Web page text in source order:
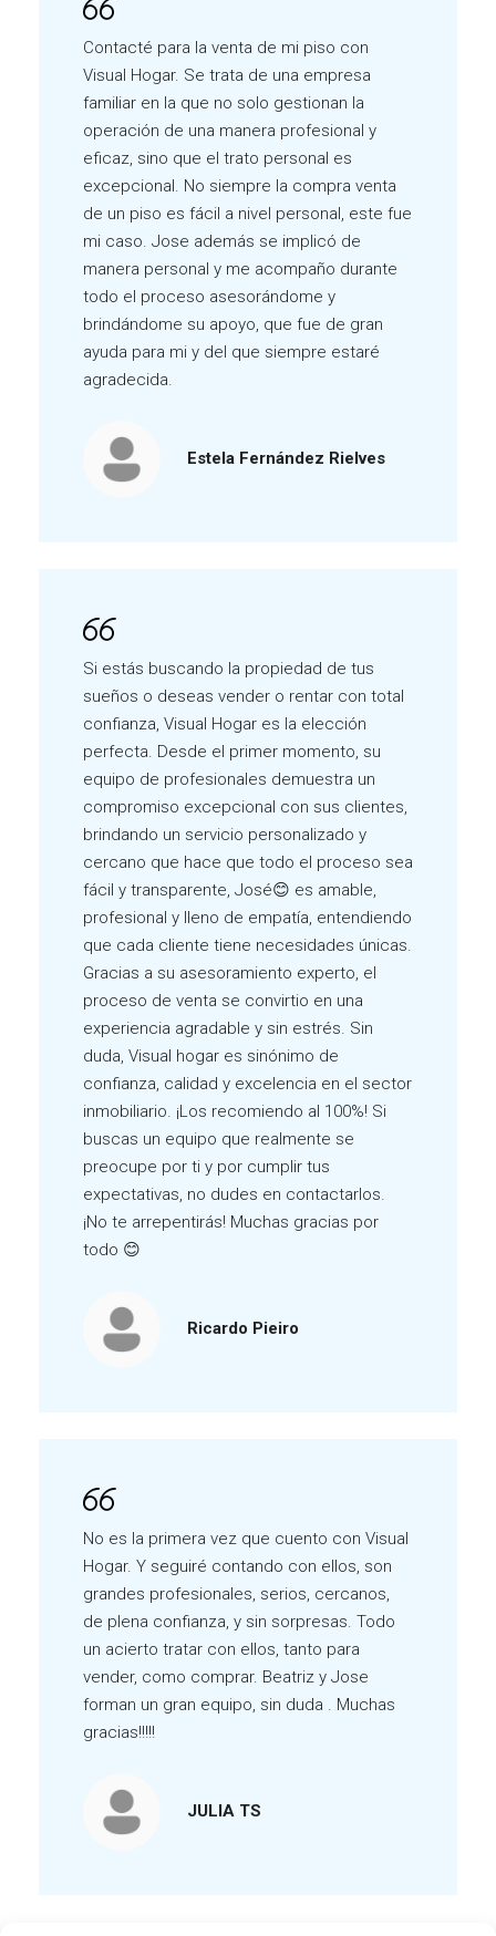
Contacté para la venta de mi piso con
Visual Hogar. Se trata de una empresa
familiar en la que no solo gestionan la
operación de una manera profesional y
eficaz, sino que el trato personal es
excepcional. No siempre la compra venta
de un piso es fácil a nivel personal, este fue
mi caso. Jose además se implicó de
manera personal y me acompaño durante
todo el proceso asesorándome y
brindándome su apoyo, que fue de gran
ayuda para mi y del que siempre estaré
agradecida.
Estela Fernández Rielves
Si estás buscando la propiedad de tus
sueños o deseas vender o rentar con total
confianza, Visual Hogar es la elección
perfecta. Desde el primer momento, su
equipo de profesionales demuestra un
compromiso excepcional con sus clientes,
brindando un servicio personalizado y
cercano que hace que todo el proceso sea
fácil y transparente, José😊 es amable,
profesional y lleno de empatía, entendiendo
que cada cliente tiene necesidades únicas.
Gracias a su asesoramiento experto, el
proceso de venta se convirtio en una
experiencia agradable y sin estrés. Sin
duda, Visual hogar es sinónimo de
confianza, calidad y excelencia en el sector
inmobiliario. ¡Los recomiendo al 100%! Si
buscas un equipo que realmente se
preocupe por ti y por cumplir tus
expectativas, no dudes en contactarlos.
¡No te arrepentirás! Muchas gracias por
todo 😊
Ricardo Pieiro
No es la primera vez que cuento con Visual
Hogar. Y seguiré contando con ellos, son
grandes profesionales, serios, cercanos,
de plena confianza, y sin sorpresas. Todo
un acierto tratar con ellos, tanto para
vender, como comprar. Beatriz y Jose
forman un gran equipo, sin duda . Muchas
gracias!!!!!
JULIA TS